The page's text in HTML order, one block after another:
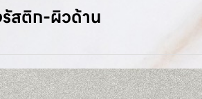
รัสติก-ผิวด้าน